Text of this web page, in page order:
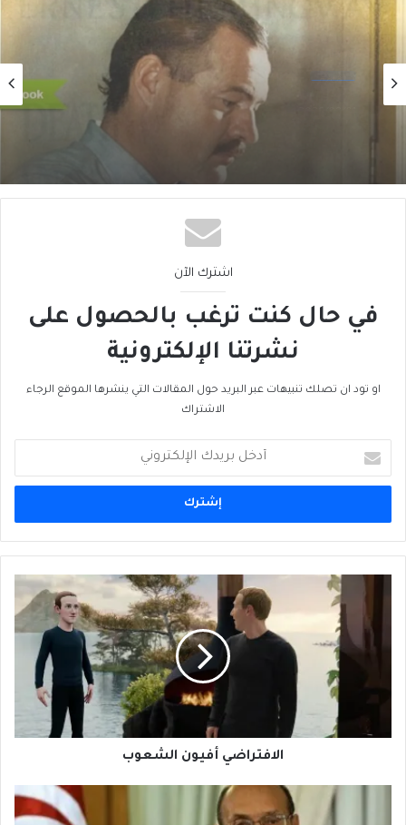
اشترك الآن
في حال كنت ترغب بالحصول على
نشرتنا الإلكترونية
او تود ان تصلك تنبيهات عبر البريد حول المقالات التي ينشرها الموقع الرجاء
الاشتراك
بريدك
الإلكتروني
الافتراضي أفيون الشعوب
الافتراضي أفيون الشعوب